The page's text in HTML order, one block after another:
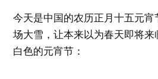
今天是中国的农历正月十五元
场大雪，让本来以为春天即将
白色的元宵节：